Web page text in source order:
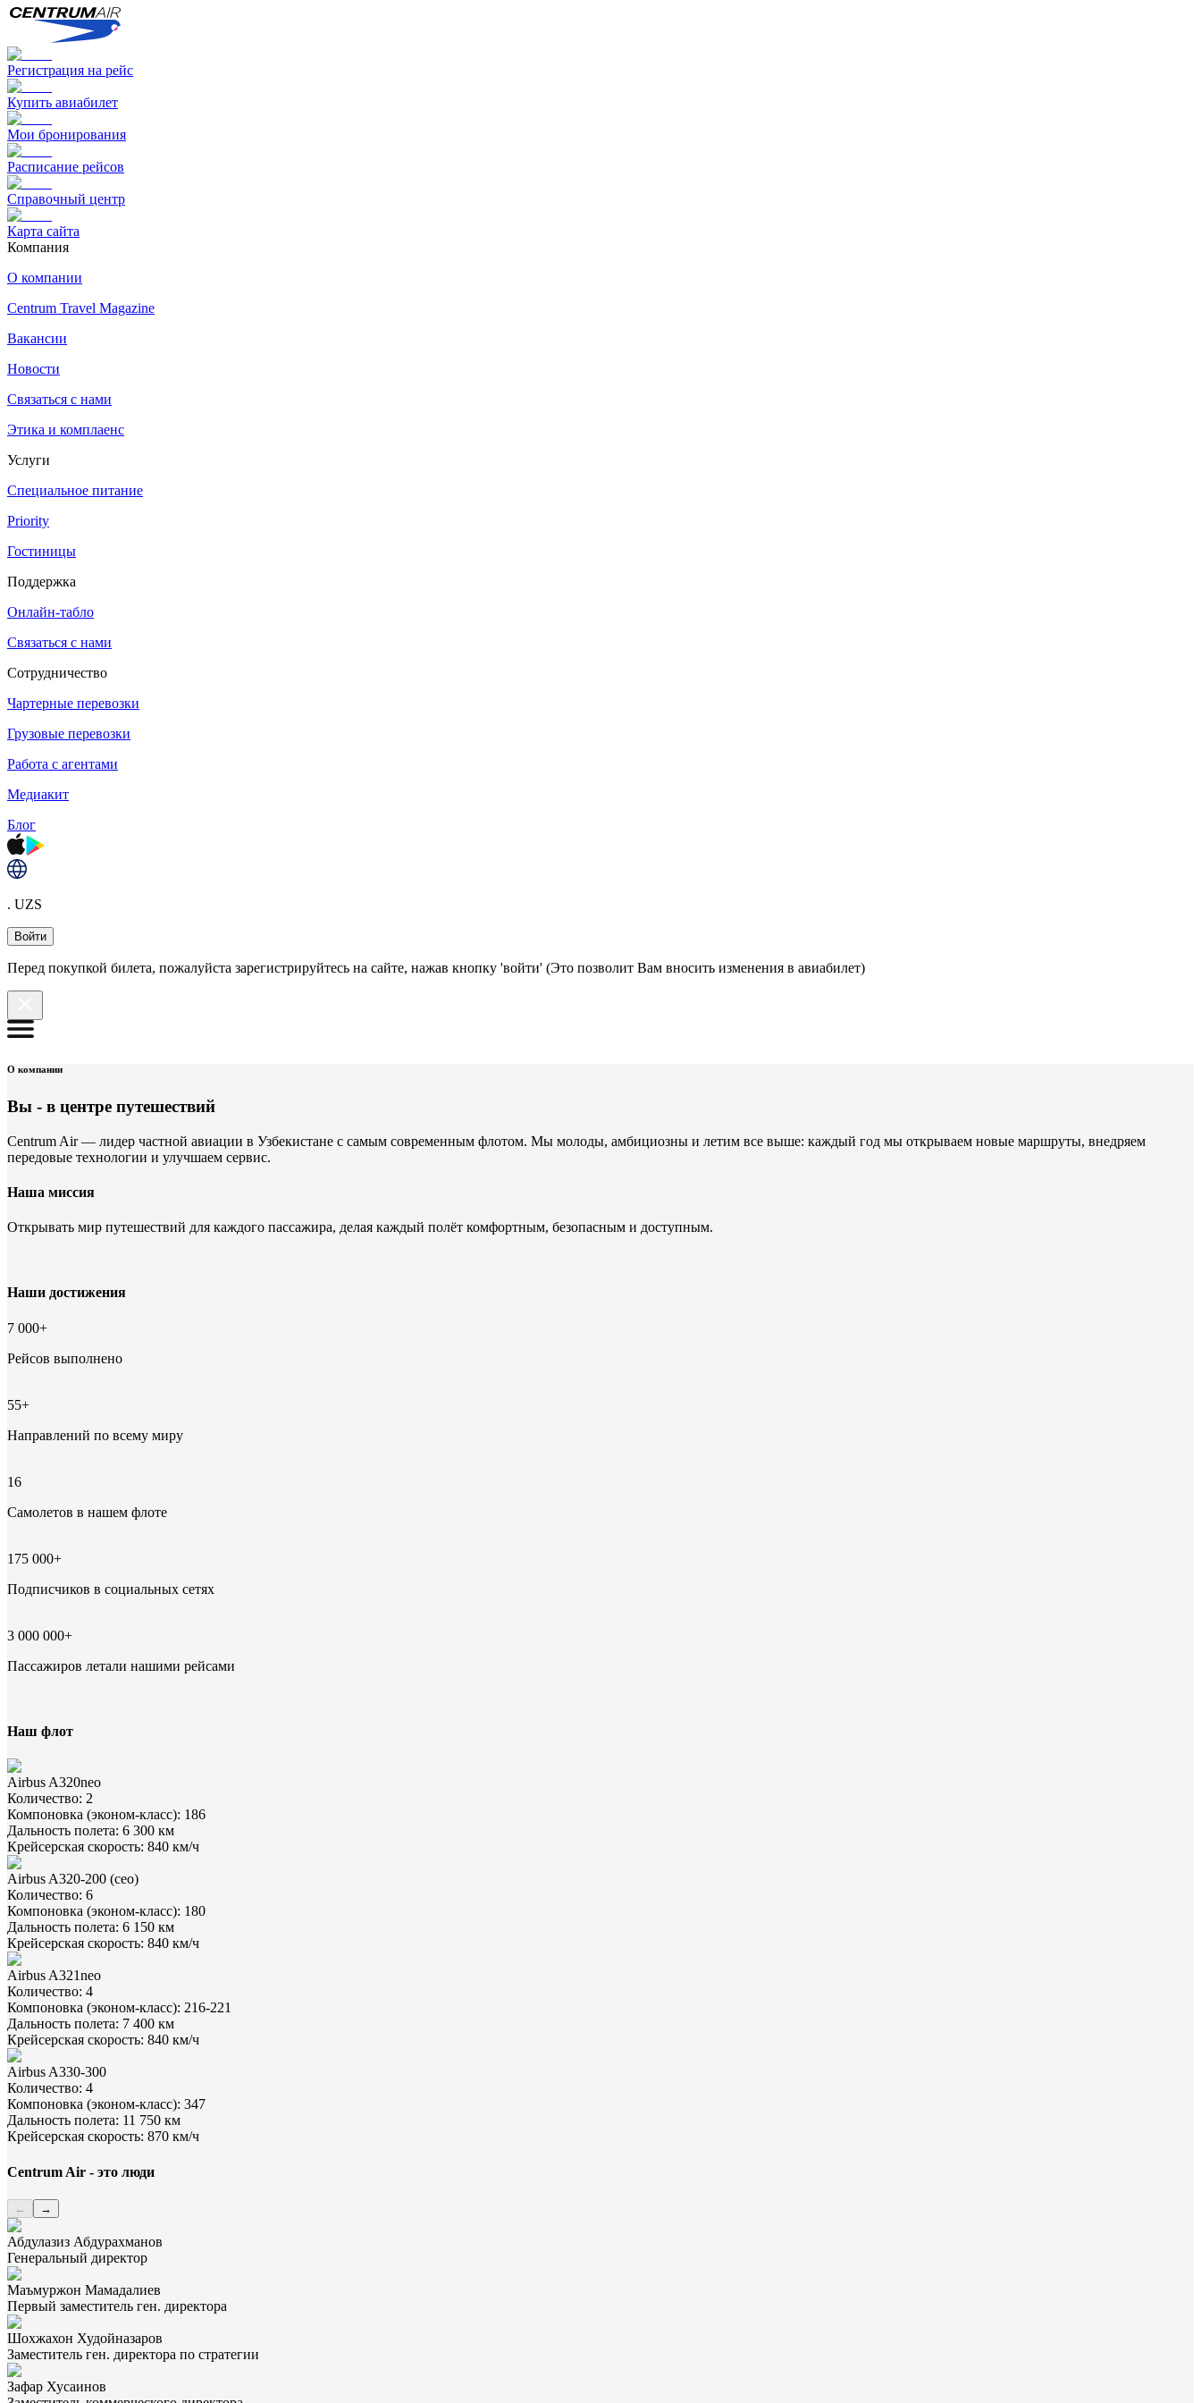
Регистрация на рейс
Купить авиабилет
Мои бронирования
Расписание рейсов
Справочный центр
Карта сайта
Компания
О компании
Centrum Travel Magazine
Вакансии
Новости
Связаться с нами
Этика и комплаенс
Услуги
Специальное питание
Priority
Гостиницы
Поддержка
Онлайн-табло
Связаться с нами
Сотрудничество
Чартерные перевозки
Грузовые перевозки
Работа с агентами
Медиакит
Блог
. UZS
Войти
Перед покупкой билета, пожалуйста зарегистрируйтесь на сайте, нажав кнопку 'войти' (Это позволит Вам вносить изменения в авиабилет)
О компании
Вы - в центре путешествий
Centrum Air — лидер частной авиации в Узбекистане с самым современным флотом. Мы молоды, амбициозны и летим все выше: каждый год мы открываем новые маршруты, внедряем
передовые технологии и улучшаем сервис.
Наша миссия
Открывать мир путешествий для каждого пассажира, делая каждый полёт комфортным, безопасным и доступным.
Наши достижения
7 000+
Рейсов выполнено
55+
Направлений по всему миру
16
Самолетов в нашем флоте
175 000+
Подписчиков в социальных сетях
3 000 000+
Пассажиров летали нашими рейсами
Наш флот
Airbus A320neo
Количество: 2
Компоновка (эконом-класс): 186
Дальность полета: 6 300 км
Крейсерская скорость: 840 км/ч
Airbus A320-200 (ceo)
Количество: 6
Компоновка (эконом-класс): 180
Дальность полета: 6 150 км
Крейсерская скорость: 840 км/ч
Airbus A321neo
Количество: 4
Компоновка (эконом-класс): 216-221
Дальность полета: 7 400 км
Крейсерская скорость: 840 км/ч
Airbus A330-300
Количество: 4
Компоновка (эконом-класс): 347
Дальность полета: 11 750 км
Крейсерская скорость: 870 км/ч
Centrum Air - это люди
← →
Абдулазиз Абдурахманов
Генеральный директор
Маъмуржон Мамадалиев
Первый заместитель ген. директора
Шохжахон Худойназаров
Заместитель ген. директора по стратегии
Зафар Хусаинов